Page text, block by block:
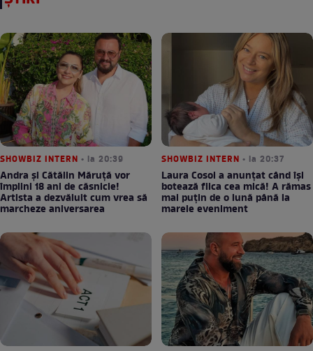
SHOWBIZ INTERN • la 20:39
Andra și Cătălin Măruță vor
împlini 18 ani de căsnicie!
Artista a dezvăluit cum vrea să
marcheze aniversarea
SHOWBIZ INTERN • la 20:37
Laura Cosoi a anunțat când își
botează fiica cea mică! A rămas
mai puțin de o lună până la
marele eveniment